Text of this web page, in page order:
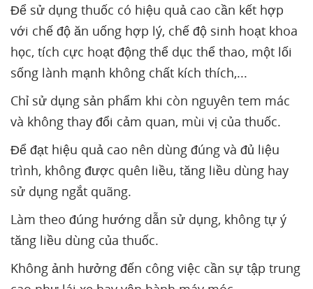
Để sử dụng thuốc có hiệu quả cao cần kết hợp
với chế độ ăn uống hợp lý, chế độ sinh hoạt khoa
học, tích cực hoạt động thể dục thể thao, một lối
sống lành mạnh không chất kích thích,...
Chỉ sử dụng sản phẩm khi còn nguyên tem mác
và không thay đổi cảm quan, mùi vị của thuốc.
Để đạt hiệu quả cao nên dùng đúng và đủ liệu
trình, không được quên liều, tăng liều dùng hay
sử dụng ngắt quãng.
Làm theo đúng hướng dẫn sử dụng, không tự ý
tăng liều dùng của thuốc.
Không ảnh hưởng đến công việc cần sự tập trung